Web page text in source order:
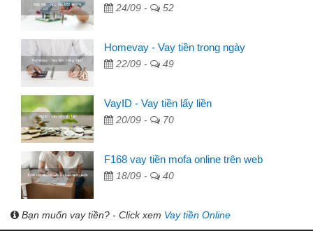
24/09 - 52
Homevay - Vay tiền trong ngày
22/09 - 49
VayID - Vay tiền lấy liền
20/09 - 70
F168 vay tiền mofa online trên web
18/09 - 40
Bạn muốn vay tiền? - Click xem Vay tiền Online